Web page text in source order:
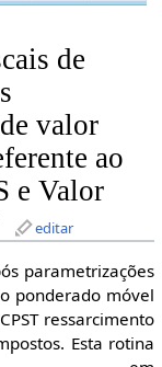
de
valor
ao
e Valor
editar
parametrizações
ponderado móvel
ressarcimento
Esta rotina